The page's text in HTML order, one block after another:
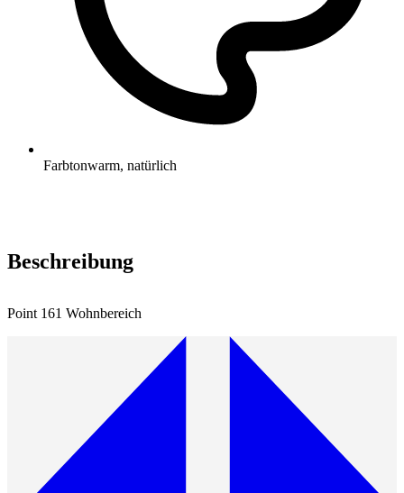
Farbtonwarm, natürlich
Beschreibung
Point 161 Wohnbereich